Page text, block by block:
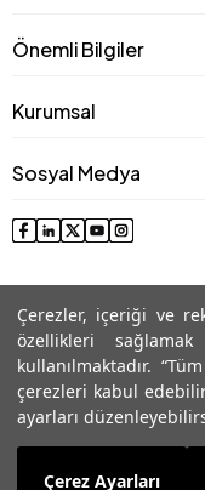
Çerezler, içeriği ve
özellikleri
kullanılmaktadır.
çerezleri kabul
ayarları
Çerez Ayarları
4.549,99 TL
Önemli Bilgiler
Kurumsal
Sosyal Medya
© 2025 Roman®